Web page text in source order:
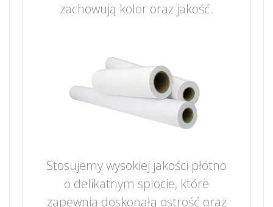
zachowują kolor oraz jakość.
Stosujemy wysokiej jakości płótno
o delikatnym splocie, które
zapewnia doskonałą ostrość oraz